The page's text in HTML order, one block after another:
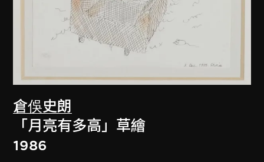
倉俁史朗
「月亮有多高」草繪
1986